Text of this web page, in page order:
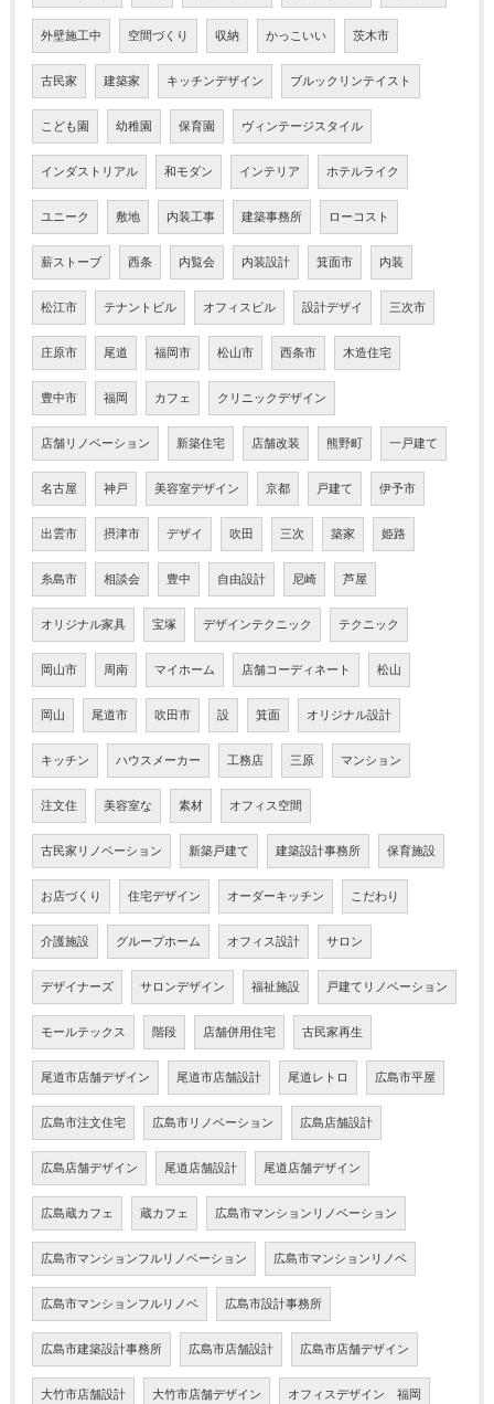
外壁施工中 空間づくり 収納 かっこいい 茨木市
古民家 建築家 キッチンデザイン ブルックリンテイスト
こども園 幼稚園 保育園 ヴィンテージスタイル
インダストリアル 和モダン インテリア ホテルライク
ユニーク 敷地 内装工事 建築事務所 ローコスト
薪ストーブ 西条 内覧会 内装設計 箕面市 内装
松江市 テナントビル オフィスビル 設計デザイ 三次市
庄原市 尾道 福岡市 松山市 西条市 木造住宅
豊中市 福岡 カフェ クリニックデザイン
店舗リノベーション 新築住宅 店舗改装 熊野町 一戸建て
名古屋 神戸 美容室デザイン 京都 戸建て 伊予市
出雲市 摂津市 デザイ 吹田 三次 築家 姫路
糸島市 相談会 豊中 自由設計 尼崎 芦屋
オリジナル家具 宝塚 デザインテクニック テクニック
岡山市 周南 マイホーム 店舗コーディネート 松山
岡山 尾道市 吹田市 設 箕面 オリジナル設計
キッチン ハウスメーカー 工務店 三原 マンション
注文住 美容室な 素材 オフィス空間
古民家リノベーション 新築戸建て 建築設計事務所 保育施設
お店づくり 住宅デザイン オーダーキッチン こだわり
介護施設 グループホーム オフィス設計 サロン
デザイナーズ サロンデザイン 福祉施設 戸建てリノベーション
モールテックス 階段 店舗併用住宅 古民家再生
尾道市店舗デザイン 尾道市店舗設計 尾道レトロ 広島市平屋
広島市注文住宅 広島市リノベーション 広島店舗設計
広島店舗デザイン 尾道店舗設計 尾道店舗デザイン
広島蔵カフェ 蔵カフェ 広島市マンションリノベーション
広島市マンションフルリノベーション 広島市マンションリノベ
広島市マンションフルリノベ 広島市設計事務所
広島市建築設計事務所 広島市店舗設計 広島市店舗デザイン
大竹市店舗設計 大竹市店舗デザイン オフィスデザイン 福岡